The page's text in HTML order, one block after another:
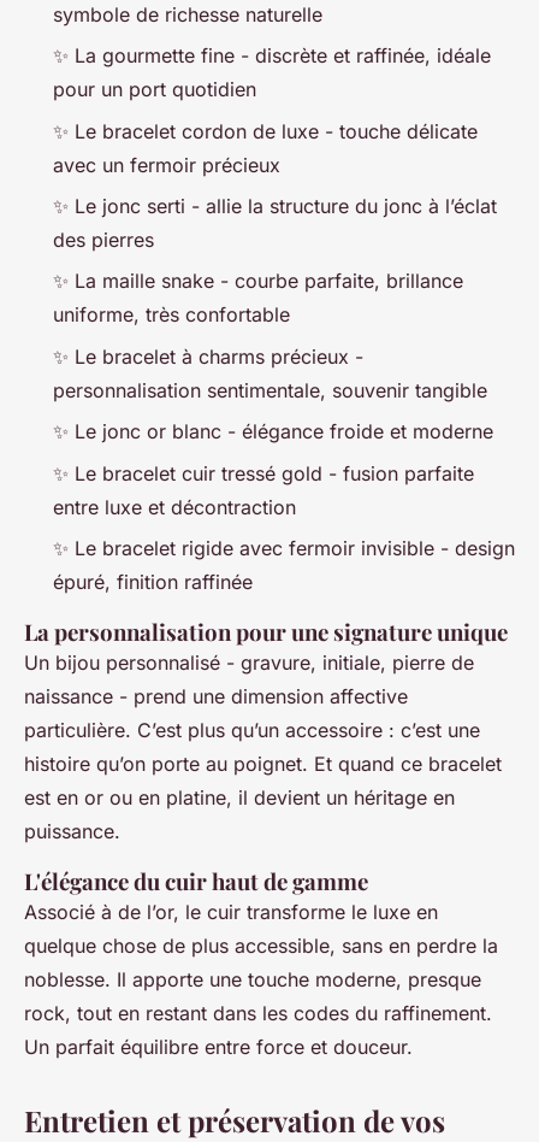
symbole de richesse naturelle
✨ La gourmette fine - discrète et raffinée, idéale
pour un port quotidien
✨ Le bracelet cordon de luxe - touche délicate
avec un fermoir précieux
✨ Le jonc serti - allie la structure du jonc à l’éclat
des pierres
✨ La maille snake - courbe parfaite, brillance
uniforme, très confortable
✨ Le bracelet à charms précieux -
personnalisation sentimentale, souvenir tangible
✨ Le jonc or blanc - élégance froide et moderne
✨ Le bracelet cuir tressé gold - fusion parfaite
entre luxe et décontraction
✨ Le bracelet rigide avec fermoir invisible - design
épuré, finition raffinée
La personnalisation pour une signature unique
Un bijou personnalisé - gravure, initiale, pierre de
naissance - prend une dimension affective
particulière. C’est plus qu’un accessoire : c’est une
histoire qu’on porte au poignet. Et quand ce bracelet
est en or ou en platine, il devient un héritage en
puissance.
L'élégance du cuir haut de gamme
Associé à de l’or, le cuir transforme le luxe en
quelque chose de plus accessible, sans en perdre la
noblesse. Il apporte une touche moderne, presque
rock, tout en restant dans les codes du raffinement.
Un parfait équilibre entre force et douceur.
Entretien et préservation de vos